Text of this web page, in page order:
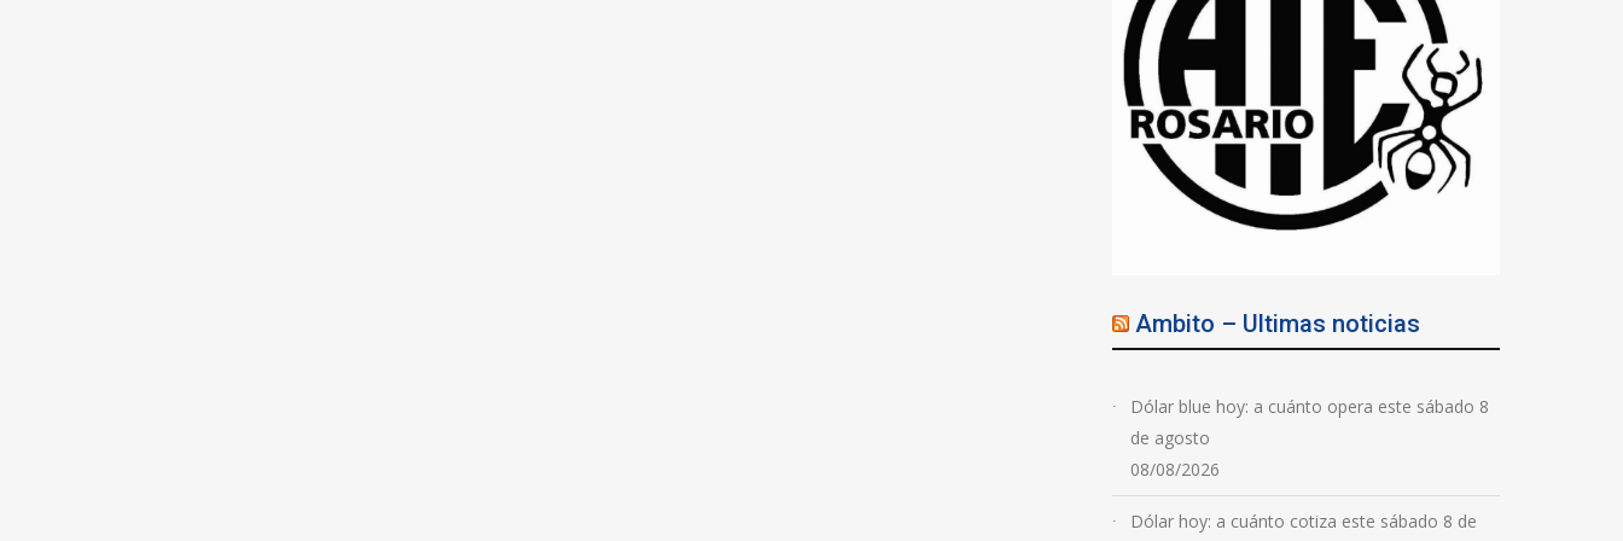
Ambito – Ultimas noticias
Dólar blue hoy: a cuánto opera este sábado 8
de agosto
08/08/2026
Dólar hoy: a cuánto cotiza este sábado 8 de